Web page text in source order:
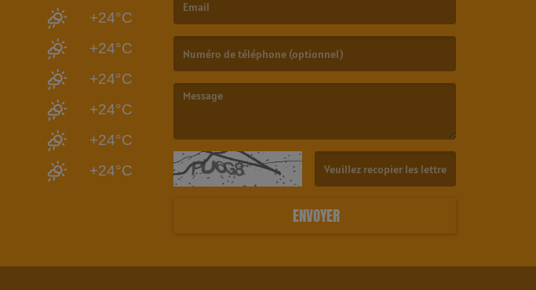
+24°C
+24°C
+24°C
+24°C
+24°C
+24°C
ENVOYER